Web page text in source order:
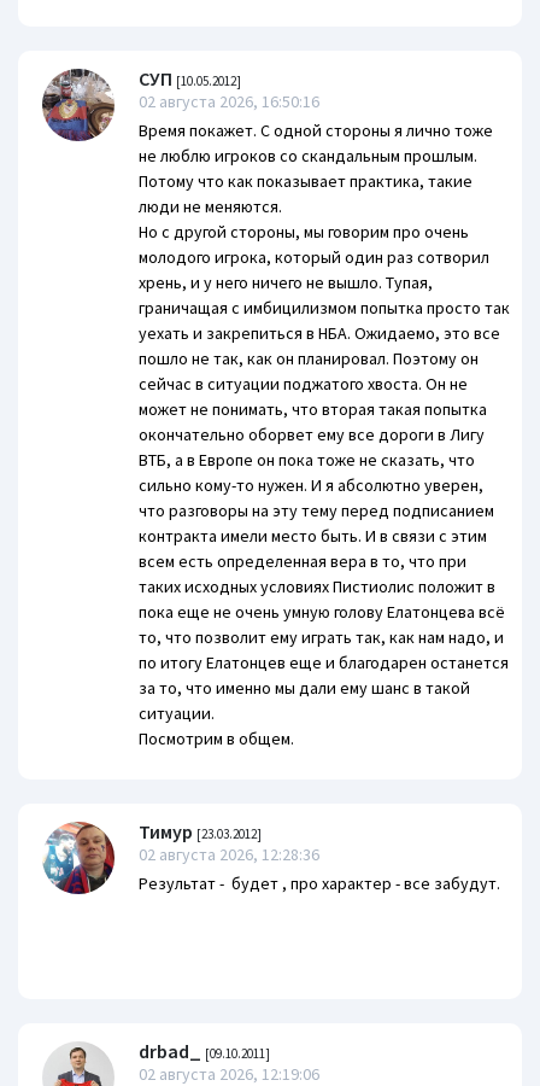
СУП [10.05.2012]
02 августа 2026, 16:50:16
Время покажет. С одной стороны я лично тоже
не люблю игроков со скандальным прошлым.
Потому что как показывает практика, такие
люди не меняются.
Но с другой стороны, мы говорим про очень
молодого игрока, который один раз сотворил
хрень, и у него ничего не вышло. Тупая,
граничащая с имбицилизмом попытка просто так
уехать и закрепиться в НБА. Ожидаемо, это все
пошло не так, как он планировал. Поэтому он
сейчас в ситуации поджатого хвоста. Он не
может не понимать, что вторая такая попытка
окончательно оборвет ему все дороги в Лигу
ВТБ, а в Европе он пока тоже не сказать, что
сильно кому-то нужен. И я абсолютно уверен,
что разговоры на эту тему перед подписанием
контракта имели место быть. И в связи с этим
всем есть определенная вера в то, что при
таких исходных условиях Пистиолис положит в
пока еще не очень умную голову Елатонцева всё
то, что позволит ему играть так, как нам надо, и
по итогу Елатонцев еще и благодарен останется
за то, что именно мы дали ему шанс в такой
ситуации.
Посмотрим в общем.
Тимур [23.03.2012]
02 августа 2026, 12:28:36
Результат - будет , про характер - все забудут.
drbad_ [09.10.2011]
02 августа 2026, 12:19:06